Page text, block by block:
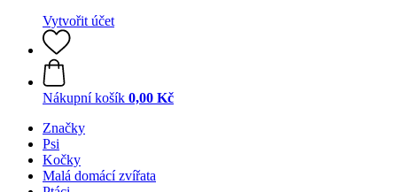
Vytvořit účet
Nákupní košík 0,00 Kč
Značky
Psi
Kočky
Malá domácí zvířata